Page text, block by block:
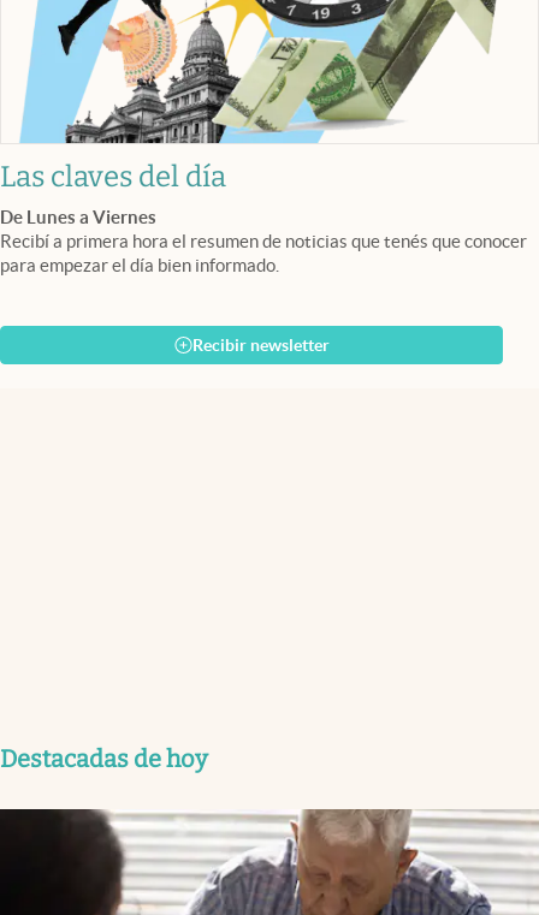
Las claves del día
De Lunes a Viernes
Recibí a primera hora el resumen de noticias que tenés que conocer
para empezar el día bien informado.
Recibir newsletter
Destacadas de hoy